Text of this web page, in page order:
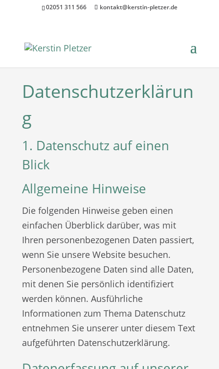
02051 311 566 kontakt@kerstin-pletzer.de
Datenschutzerklärun
g
1. Datenschutz auf einen
Blick
Allgemeine Hinweise
Die folgenden Hinweise geben einen
einfachen Überblick darüber, was mit
Ihren personenbezogenen Daten passiert,
wenn Sie unsere Website besuchen.
Personenbezogene Daten sind alle Daten,
mit denen Sie persönlich identifiziert
werden können. Ausführliche
Informationen zum Thema Datenschutz
entnehmen Sie unserer unter diesem Text
aufgeführten Datenschutzerklärung.